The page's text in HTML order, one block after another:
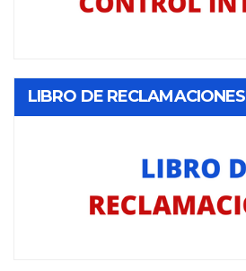
LIBRO DE RECLAMACIONES